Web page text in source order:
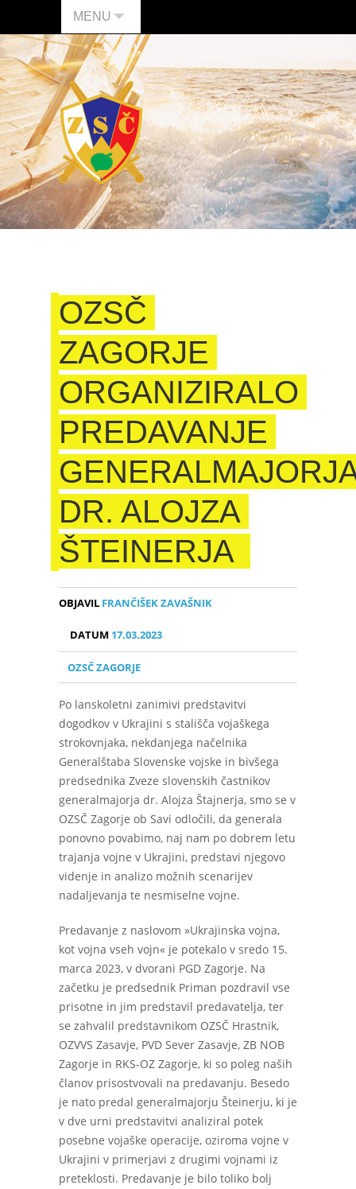
MENU
OZSČ
ZAGORJE
ORGANIZIRALO
PREDAVANJE
DR. ALOJZA
ŠTEINERJA
OBJAVIL FRANČIŠEK ZAVAŠNIK
DATUM 17.03.2023
OZSČ ZAGORJE
Po lanskoletni zanimivi predstavitvi
dogodkov v Ukrajini s stališča vojaškega
strokovnjaka, nekdanjega načelnika
Generalštaba Slovenske vojske in bivšega
predsednika Zveze slovenskih častnikov
generalmajorja dr. Alojza Štajnerja, smo se v
OZSČ Zagorje ob Savi odločili, da generala
ponovno povabimo, naj nam po dobrem letu
trajanja vojne v Ukrajini, predstavi njegovo
videnje in analizo možnih scenarijev
nadaljevanja te nesmiselne vojne.
Predavanje z naslovom »Ukrajinska vojna,
kot vojna vseh vojn« je potekalo v sredo 15.
marca 2023, v dvorani PGD Zagorje. Na
začetku je predsednik Priman pozdravil vse
prisotne in jim predstavil predavatelja, ter
se zahvalil predstavnikom OZSČ Hrastnik,
OZVVS Zasavje, PVD Sever Zasavje, ZB NOB
Zagorje in RKS-OZ Zagorje, ki so poleg naših
članov prisostvovali na predavanju. Besedo
je nato predal generalmajorju Šteinerju, ki je
v dve urni predstavitvi analiziral potek
posebne vojaške operacije, oziroma vojne v
Ukrajini v primerjavi z drugimi vojnami iz
preteklosti. Predavanje je bilo toliko bolj